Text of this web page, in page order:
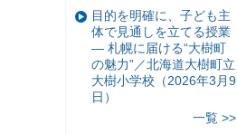
目的を明確に、子ども主
体で見通しを立てる授業
— 札幌に届ける“大樹町
の魅力”／北海道大樹町立
大樹小学校（2026年3月9
日）
一覧 >>